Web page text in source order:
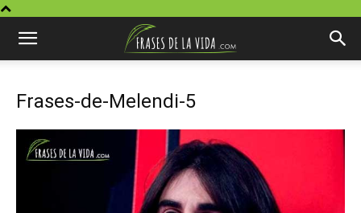
Frases-de-Melendi-5